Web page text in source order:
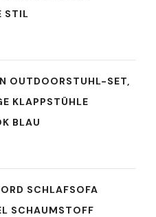
STIL
OUTDOORSTUHL-SET,
KLAPPSTÜHLE
BLAU
SCHLAFSOFA
SCHAUMSTOFF